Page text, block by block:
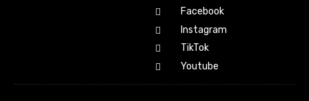
Facebook
Instagram
TikTok
Youtube